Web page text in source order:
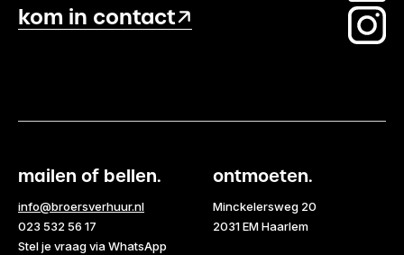
kom in contact
mailen of bellen.
info@broersverhuur.nl
023 532 56 17
Stel je vraag via WhatsApp
ontmoeten.
Minckelersweg 20
2031 EM Haarlem